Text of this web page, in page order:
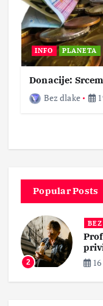
INFO PLANETA
Donacije:
Bez dlake
Popular Posts
2
16